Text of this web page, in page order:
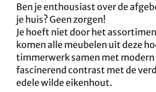
Ben je enthousiast over de
je huis? Geen zorgen!
Je hoeft niet door het
komen alle meubelen uit deze
timmerwerk samen met modern
fascinerend contrast met de
edele wilde eikenhout.